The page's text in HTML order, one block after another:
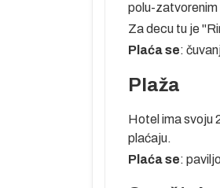
polu-
Za decu tu je
Plaća se:
Plaža
Hotel ima svoju
plaćaju.
Plaća se: